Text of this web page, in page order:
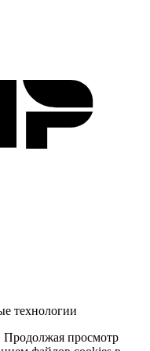
технологии
Продолжая просмотр